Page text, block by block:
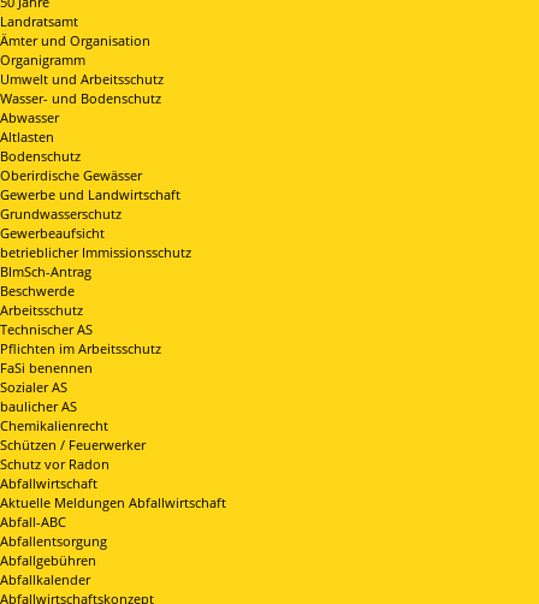
Landratsamt
Ämter und Organisation
Organigramm
Umwelt und Arbeitsschutz
Wasser- und Bodenschutz
Abwasser
Altlasten
Bodenschutz
Oberirdische Gewässer
Gewerbe und Landwirtschaft
Grundwasserschutz
Gewerbeaufsicht
betrieblicher Immissionsschutz
BImSch-Antrag
Beschwerde
Arbeitsschutz
Technischer AS
Pflichten im Arbeitsschutz
FaSi benennen
Sozialer AS
baulicher AS
Chemikalienrecht
Schützen / Feuerwerker
Schutz vor Radon
Abfallwirtschaft
Aktuelle Meldungen Abfallwirtschaft
Abfall-ABC
Abfallentsorgung
Abfallgebühren
Abfallkalender
Abfallwirtschaftskonzept